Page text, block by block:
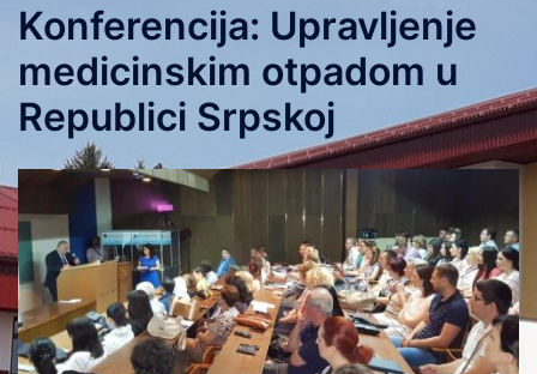
Konferencija: Upravljenje
medicinskim otpadom u
Republici Srpskoj